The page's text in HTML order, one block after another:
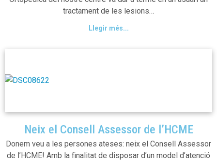
tractament de les lesions…
Llegir més...
Neix el Consell Assessor de l’HCME
Donem veu a les persones ateses: neix el Consell Assessor
de l’HCME! Amb la finalitat de disposar d’un model d’atenció